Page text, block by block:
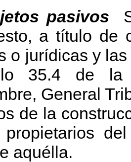
pasivos
a título de
o jurídicas y
35.4 de
General
de la
aquélla.